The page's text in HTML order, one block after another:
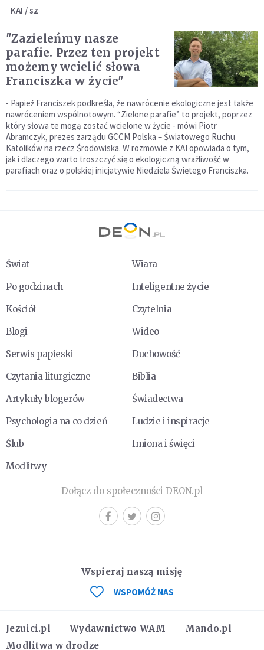
KAI / sz
"Zazieleńmy nasze
parafie. Przez ten projekt
możemy wcielić słowa
Franciszka w życie"
- Papież Franciszek podkreśla, że nawrócenie ekologiczne jest także
nawróceniem wspólnotowym. “Zielone parafie” to projekt, poprzez
który słowa te mogą zostać wcielone w życie - mówi Piotr
Abramczyk, prezes zarządu GCCM Polska – Światowego Ruchu
Katolików na rzecz Środowiska. W rozmowie z KAI opowiada o tym,
jak i dlaczego warto troszczyć się o ekologiczną wrażliwość w
parafiach oraz o polskiej inicjatywie Niedziela Świętego Franciszka.
Świat
Wiara
Po godzinach
Inteligentne życie
Kościół
Czytelnia
Blogi
Wideo
Serwis papieski
Duchowość
Czytania liturgiczne
Biblia
Artykuły blogerów
Świadectwa
Psychologia na co dzień
Ludzie i inspiracje
Ślub
Imiona i święci
Modlitwy
Dołącz do społeczności DEON.pl
Jezuici.pl Wydawnictwo WAM
Mando.pl
Modlitwa w drodze
Wspieraj naszą misję
WSPOMÓŻ NAS